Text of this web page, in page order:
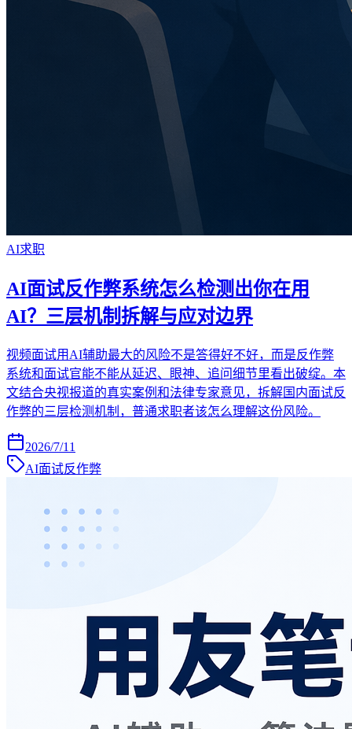
AI求职
AI面试反作弊系统怎么检测出你在用
AI？三层机制拆解与应对边界
视频面试用AI辅助最大的风险不是答得好不好，而是反作弊
系统和面试官能不能从延迟、眼神、追问细节里看出破绽。本
文结合央视报道的真实案例和法律专家意见，拆解国内面试反
作弊的三层检测机制，普通求职者该怎么理解这份风险。
2026/7/11
AI面试反作弊